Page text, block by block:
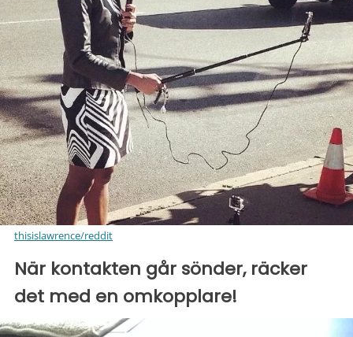
thisislawrence/reddit
När kontakten går sönder, räcker
det med en omkopplare!